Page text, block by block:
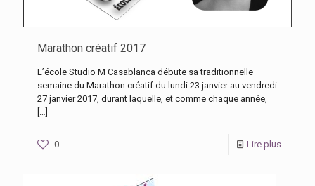
Marathon créatif 2017
L’école Studio M Casablanca débute sa traditionnelle
semaine du Marathon créatif du lundi 23 janvier au vendredi
27 janvier 2017, durant laquelle, et comme chaque année,
[…]
0 Lire plus